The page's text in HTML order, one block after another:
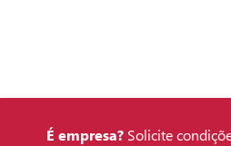
É empresa?Solicite